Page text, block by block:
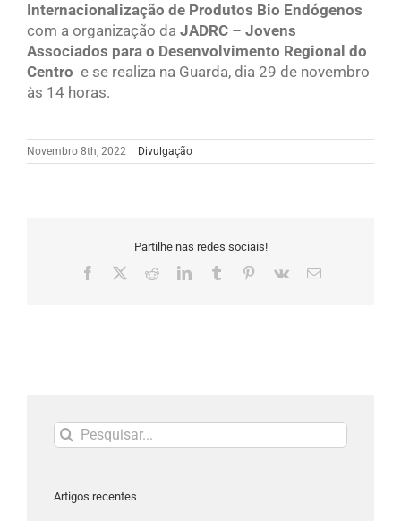
Internacionalização de Produtos Bio Endógenos
com a organização da JADRC – Jovens
Associados para o Desenvolvimento Regional do
Centro e se realiza na Guarda, dia 29 de novembro
às 14 horas.
Novembro 8th, 2022 Divulgação
Partilhe nas redes sociais!
Facebook RedditLinkedInTumblr Pinterest
Vk
Email
Pesquisar
Artigos recentes